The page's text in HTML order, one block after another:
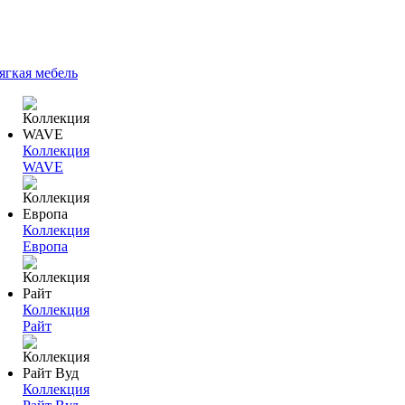
мебель
Коллекция
WAVE
Коллекция
Европа
Коллекция
Райт
Коллекция